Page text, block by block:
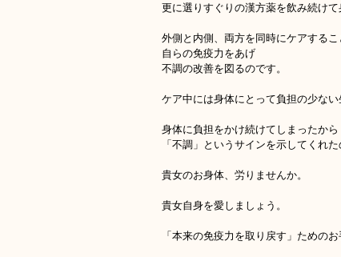
更に選りすぐりの漢方薬を飲み続けて
外側と内側、両方を同時にケアするこ
自らの免疫力をあげ
不調の改善を図るのです。
ケア中には身体にとって負担の少ない
身体に負担をかけ続けてしまったから
「不調」というサインを示してくれた
貴女のお身体、労りませんか。
貴女自身を愛しましょう。
「本来の免疫力を取り戻す」ための